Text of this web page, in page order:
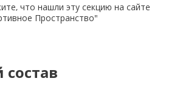
что нашли эту секцию на сайте
Пространство"